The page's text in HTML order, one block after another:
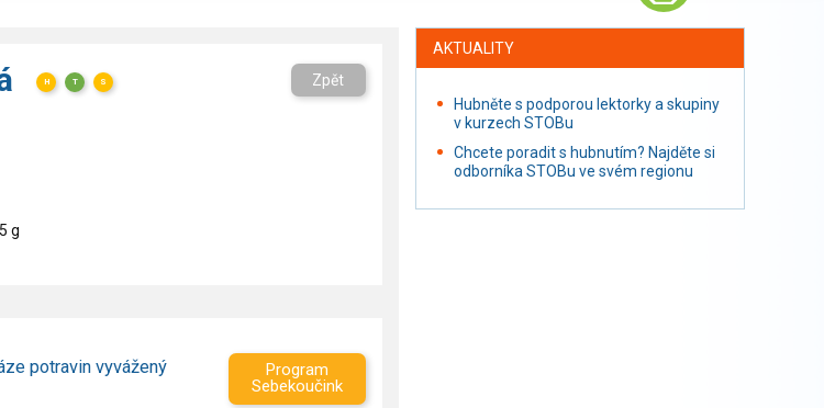
H T S Zpět
g
potravin vyvážený
Program
Sebekoučink
AKTUALITY
Hubněte s podporou lektorky a skupiny
v kurzech STOBu
Chcete poradit s hubnutím? Najděte si
odborníka STOBu ve svém regionu